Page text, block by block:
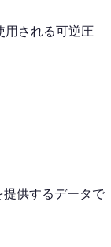
用される可逆圧
提供するデータで